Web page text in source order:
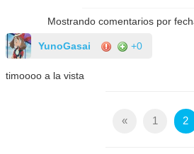
Mostrando comentarios por
YunoGasai +0
timoooo a la vista
« 1 2